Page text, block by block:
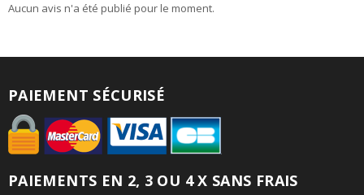
Aucun avis n'a été publié pour le moment.
PAIEMENT SÉCURISÉ
PAIEMENTS EN 2, 3 OU 4 X SANS FRAIS